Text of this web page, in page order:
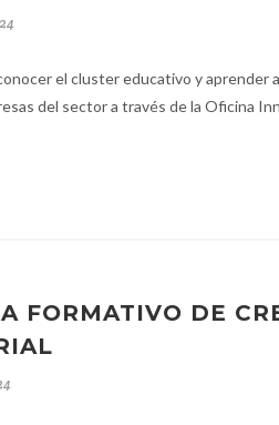
el cluster educativo y aprender
del sector a través de la Oficina
FORMATIVO DE